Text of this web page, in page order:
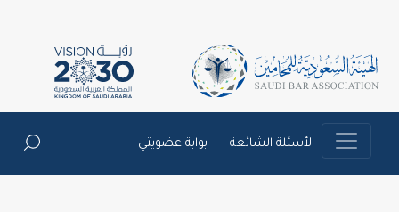
الأسئلة الشائعة بوابة عضويتي